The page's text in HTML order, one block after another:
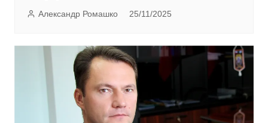
Александр Ромашко 25/11/2025